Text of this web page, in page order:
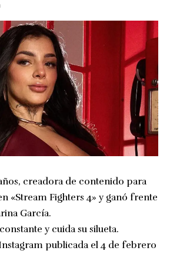
creadora de contenido para
«Stream Fighters 4» y ganó frente
García.
y cuida su silueta.
publicada el 4 de febrero